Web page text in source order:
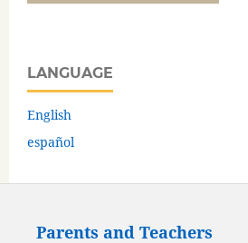
LANGUAGE
English
español
Parents and Teachers